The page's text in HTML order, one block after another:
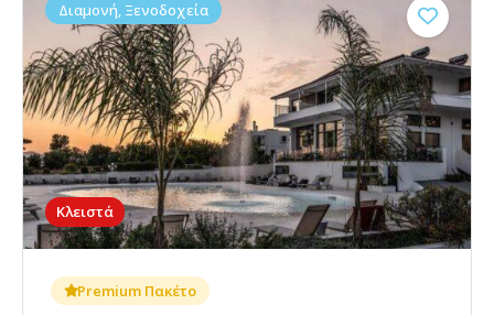
Κλειστά
Διαμονή, Ξενοδοχεία
Premium Πακέτο